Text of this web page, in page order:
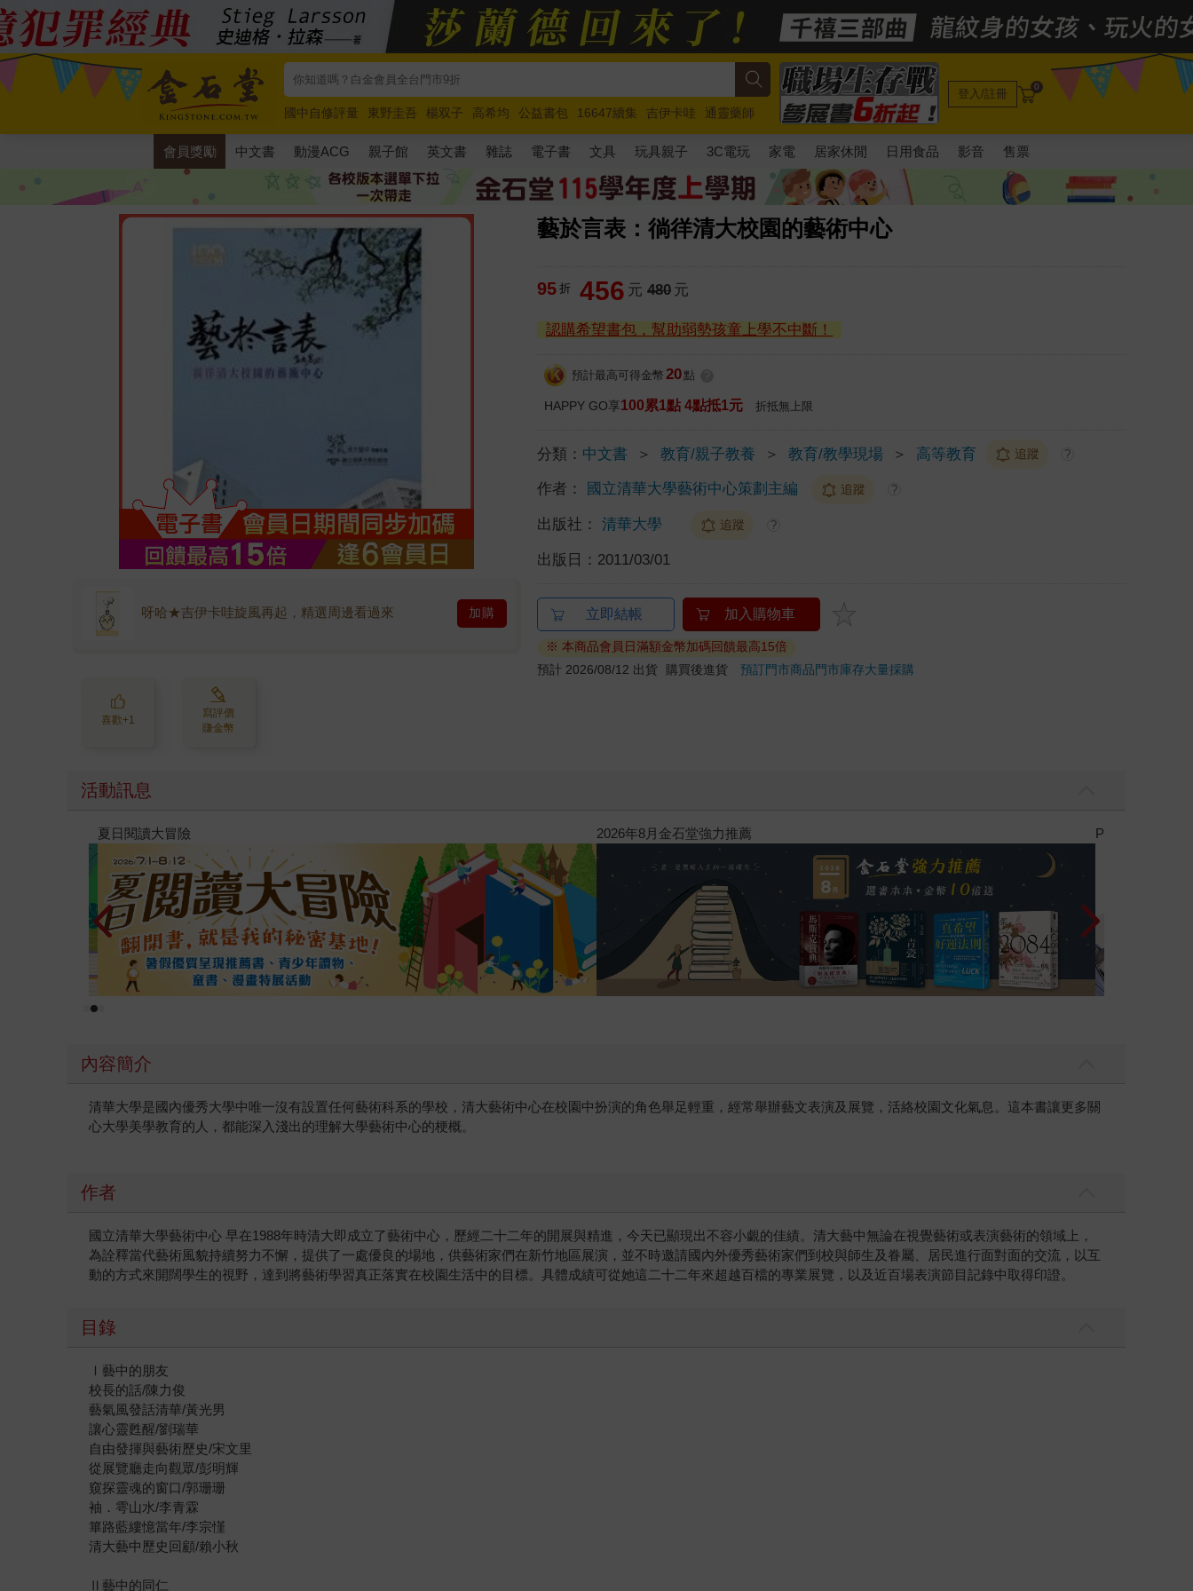
國中自修評量 東野圭吾 楊双子 高希均 公益書包 16647續集 吉伊卡哇
通靈藥師
唯紅花綻放
奧德賽 路邊攤新作 馬斯克 玩具總動員5 超慢跑
登入/註冊 0
會員獎勵 中文書 動漫ACG 親子館 英文書 雜誌 電子書 文具 玩具親子 3C電玩 家電 居家休閒 日用食品 影音 售票
藝於言表：徜徉清大校園的藝術中心
呀哈★吉伊卡哇旋風再起，精選周邊看過來 加購
喜歡+1
寫評價
賺金幣
95 折 456 元 480 元
認購希望書包，幫助弱勢孩童上學不中斷！
預計最高可得金幣 20 點
HAPPY GO享100累1點 4點抵1元 折抵無上限
分類： 中文書 ＞ 教育/親子教養 ＞ 教育/教學現場 ＞ 高等教育 追蹤 ?
作者： 國立清華大學藝術中心策劃主編 追蹤 ?
出版社： 清華大學 追蹤 ?
出版日： 2011/03/01
立即結帳 加入購物車
※ 本商品會員日滿額金幣加碼回饋最高15倍
預計 2026/08/12 出貨
購買後進貨預訂門市商品門市庫存大量採購
活動訊息
參考書115學年度上學期：早鳥優惠活動、2026/8/23前
內容簡介
清華大學是國內優秀大學中唯一沒有設置任何藝術科系的學校，清大藝術中心在校園中扮演的角色舉足輕重，經常舉辦藝文表演及展覽，活絡校園文化氣息。這本書讓更多關
心大學美學教育的人，都能深入淺出的理解大學藝術中心的梗概。
作者
國立清華大學藝術中心 早在1988年時清大即成立了藝術中心，歷經二十二年的開展與精進，今天已顯現出不容小覷的佳績。清大藝中無論在視覺藝術或表演藝術的領域上，
為詮釋當代藝術風貌持續努力不懈，提供了一處優良的場地，供藝術家們在新竹地區展演，並不時邀請國內外優秀藝術家們到校與師生及眷屬、居民進行面對面的交流，以互
動的方式來開闊學生的視野，達到將藝術學習真正落實在校園生活中的目標。具體成績可從她這二十二年來超越百檔的專業展覽，以及近百場表演節目記錄中取得印證。
目錄
Ⅰ藝中的朋友
校長的話/陳力俊
藝氣風發話清華/黃光男
讓心靈甦醒/劉瑞華
自由發揮與藝術歷史/宋文里
從展覽廳走向觀眾/彭明輝
窺探靈魂的窗口/郭珊珊
袖．雩山水/李青霖
篳路藍縷憶當年/李宗慬
清大藝中歷史回顧/賴小秋
Ⅱ藝中的同仁